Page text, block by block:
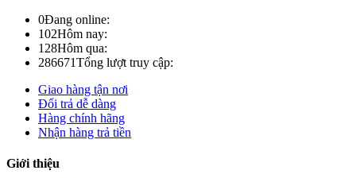
0Đang online:
102Hôm nay:
128Hôm qua:
286671Tổng lượt truy cập:
Giao hàng tận nơi
Đổi trả dễ dàng
Hàng chính hãng
Nhận hàng trả tiền
Giới thiệu